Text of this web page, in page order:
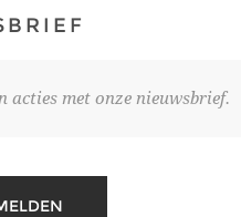
acties met onze nieuwsbrief.